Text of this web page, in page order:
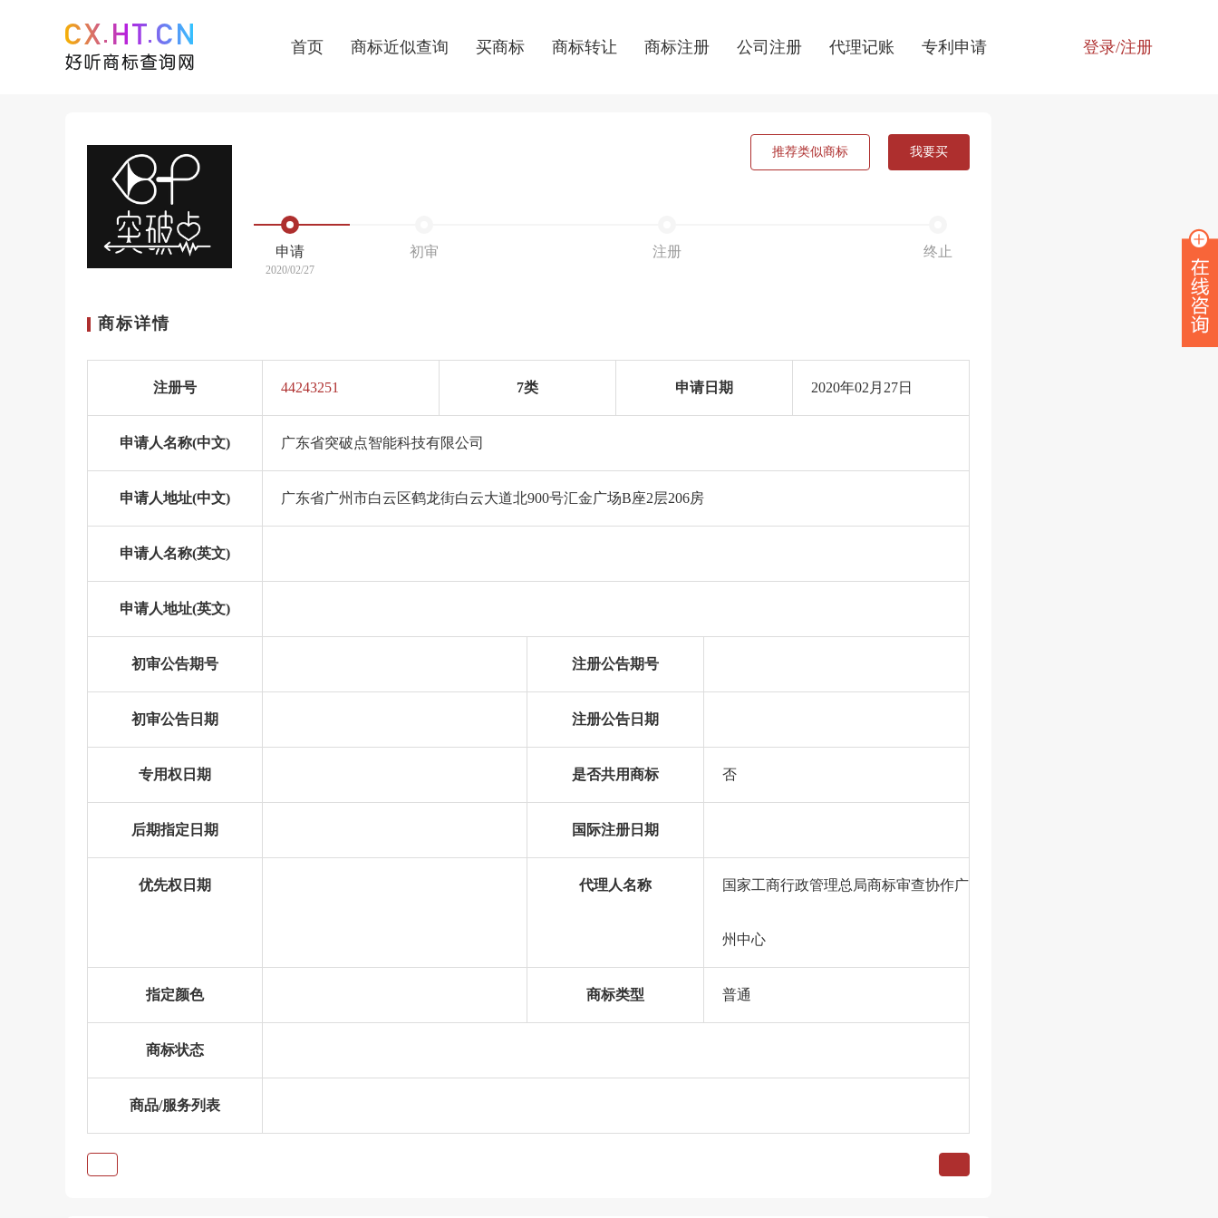
首页 商标近似查询 买商标 商标转让 商标注册 公司注册 代理记账 专利申请 登录/注册
我要买
推荐类似商标
申请
2020/02/27
初审 注册 终止
商标详情
注册号 44243251 7类 申请日期 2020年02月27日
申请人名称(中文) 广东省突破点智能科技有限公司
申请人地址(中文) 广东省广州市白云区鹤龙街白云大道北900号汇金广场B座2层206房
申请人名称(英文)
申请人地址(英文)
初审公告期号 注册公告期号
初审公告日期 注册公告日期
专用权日期 是否共用商标 否
后期指定日期 国际注册日期
优先权日期 代理人名称 国家工商行政管理总局商标审查协作广
州中心
指定颜色 商标类型 普通
商标状态
商品/服务列表